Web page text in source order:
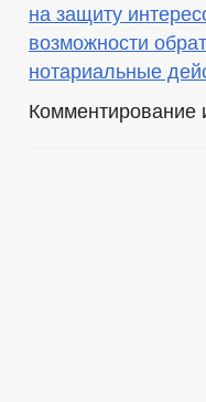
на защиту
возможности
нотариальные